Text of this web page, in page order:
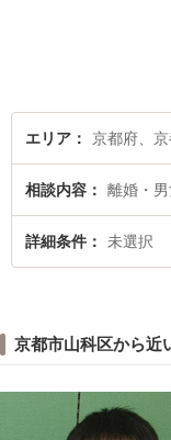
エリア
京都府、
相談内容 離婚・
詳細条件 未選択
京都市山科区から近